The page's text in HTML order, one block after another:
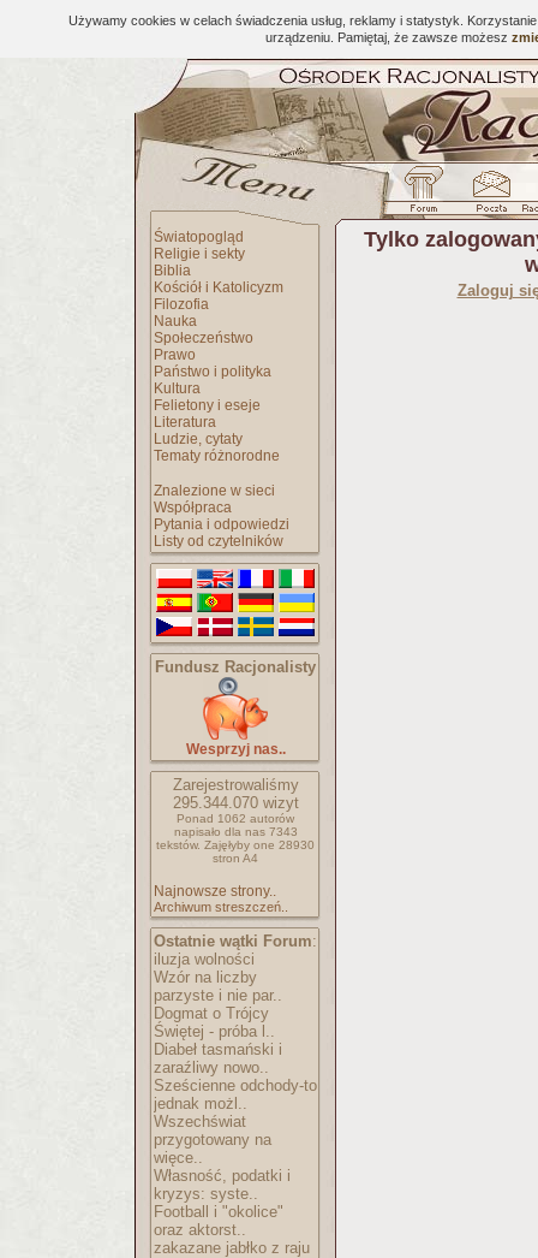
Używamy cookies w celach świadczenia usług, reklamy i statystyk.
urządzeniu. Pamiętaj, że zawsze możesz
Światopogląd
Religie i sekty
Biblia
Kościół i Katolicyzm
Filozofia
Nauka
Społeczeństwo
Prawo
Państwo i polityka
Kultura
Felietony i eseje
Literatura
Ludzie, cytaty
Tematy różnorodne
Znalezione w sieci
Współpraca
Pytania i odpowiedzi
Listy od czytelników
Fundusz Racjonalisty
Wesprzyj nas..
Zarejestrowaliśmy
295.344.070wizyt
Ponad 1062 autorów
napisało dla nas 7343
tekstów. Zajęłyby one 28930
stron A4
Najnowsze strony..
Archiwum streszczeń..
Ostatnie wątki Forum:
iluzja wolności
Wzór na liczby
parzyste i nie par..
Dogmat o Trójcy
Świętej - próba l..
Diabeł tasmański i
zaraźliwy nowo..
Sześcienne odchody-to
jednak możl..
Wszechświat
przygotowany na
więce..
Własność, podatki i
kryzys: syste..
Football i "okolice"
oraz aktorst..
zakazane jabłko z raju
Tylko
Zaloguj